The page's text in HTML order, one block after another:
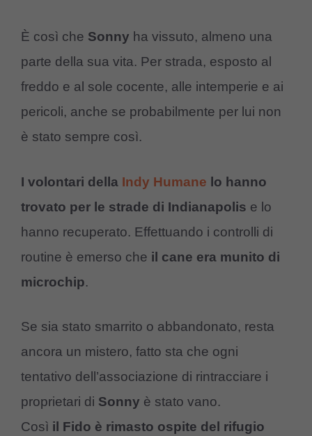
È così che Sonny ha vissuto, almeno una
parte della sua vita. Per strada, esposto al
freddo e al sole cocente, alle intemperie e ai
pericoli, anche se probabilmente per lui non
è stato sempre così.
I volontari della Indy Humane lo hanno
trovato per le strade di Indianapolis e lo
hanno recuperato. Effettuando i controlli di
routine è emerso che il cane era munito di
microchip.
Se sia stato smarrito o abbandonato, resta
ancora un mistero, fatto sta che ogni
tentativo dell’associazione di rintracciare i
proprietari di Sonny è stato vano.
Così il Fido è rimasto ospite del rifugio